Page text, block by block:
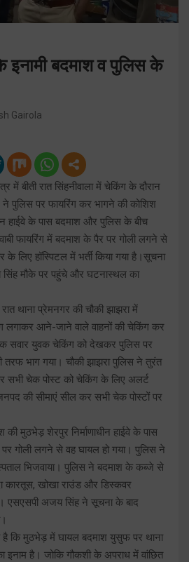
बदमाश व पुलिस के
Gairola
में बीती रात सिंहनीवाला में चेकिंग के दौरान
पुलिस पर फायरिंग कर भागने की कोशिश
हाईवे के पास बदमाश और पुलिस के बीच
फायरिंग में बदमाश के पैर पर गोली लगने से
के लिए हॉस्पिटल में भर्ती किया गया है।सूचना
मौके पर पहुंचे और घटनास्थल का
थाना प्रेमनगर की चौकी झाझरा में
लगाकर आने-जाने वाले वाहनों की चेकिंग कर
सवार युवक चेकिंग को देखकर पुलिस पर
भाग गया। चौकी झाझरा पुलिस ने तुरंत
सभी चेक पोस्ट को चेकिंग के लिए अलर्ट
की सीमाएं सील कर सभी चेक पोस्टों पर
मुठभेड़ शेरपुर निर्माणाधीन हाईवे के पास
गोली लगने से वह घायल हो गया। पुलिस ने
भिजवाया। पुलिस ने बदमाश के कब्जे से
कारतूस, खोखा राउंड और डिस्कवर
एसएसपी अजय सिंह ने सूचना के बाद
है कि मुठभेड़ में घायल बदमाश युसुफ पर थाना
इनाम है। जोकि गौकशी के अपराध में वांछित